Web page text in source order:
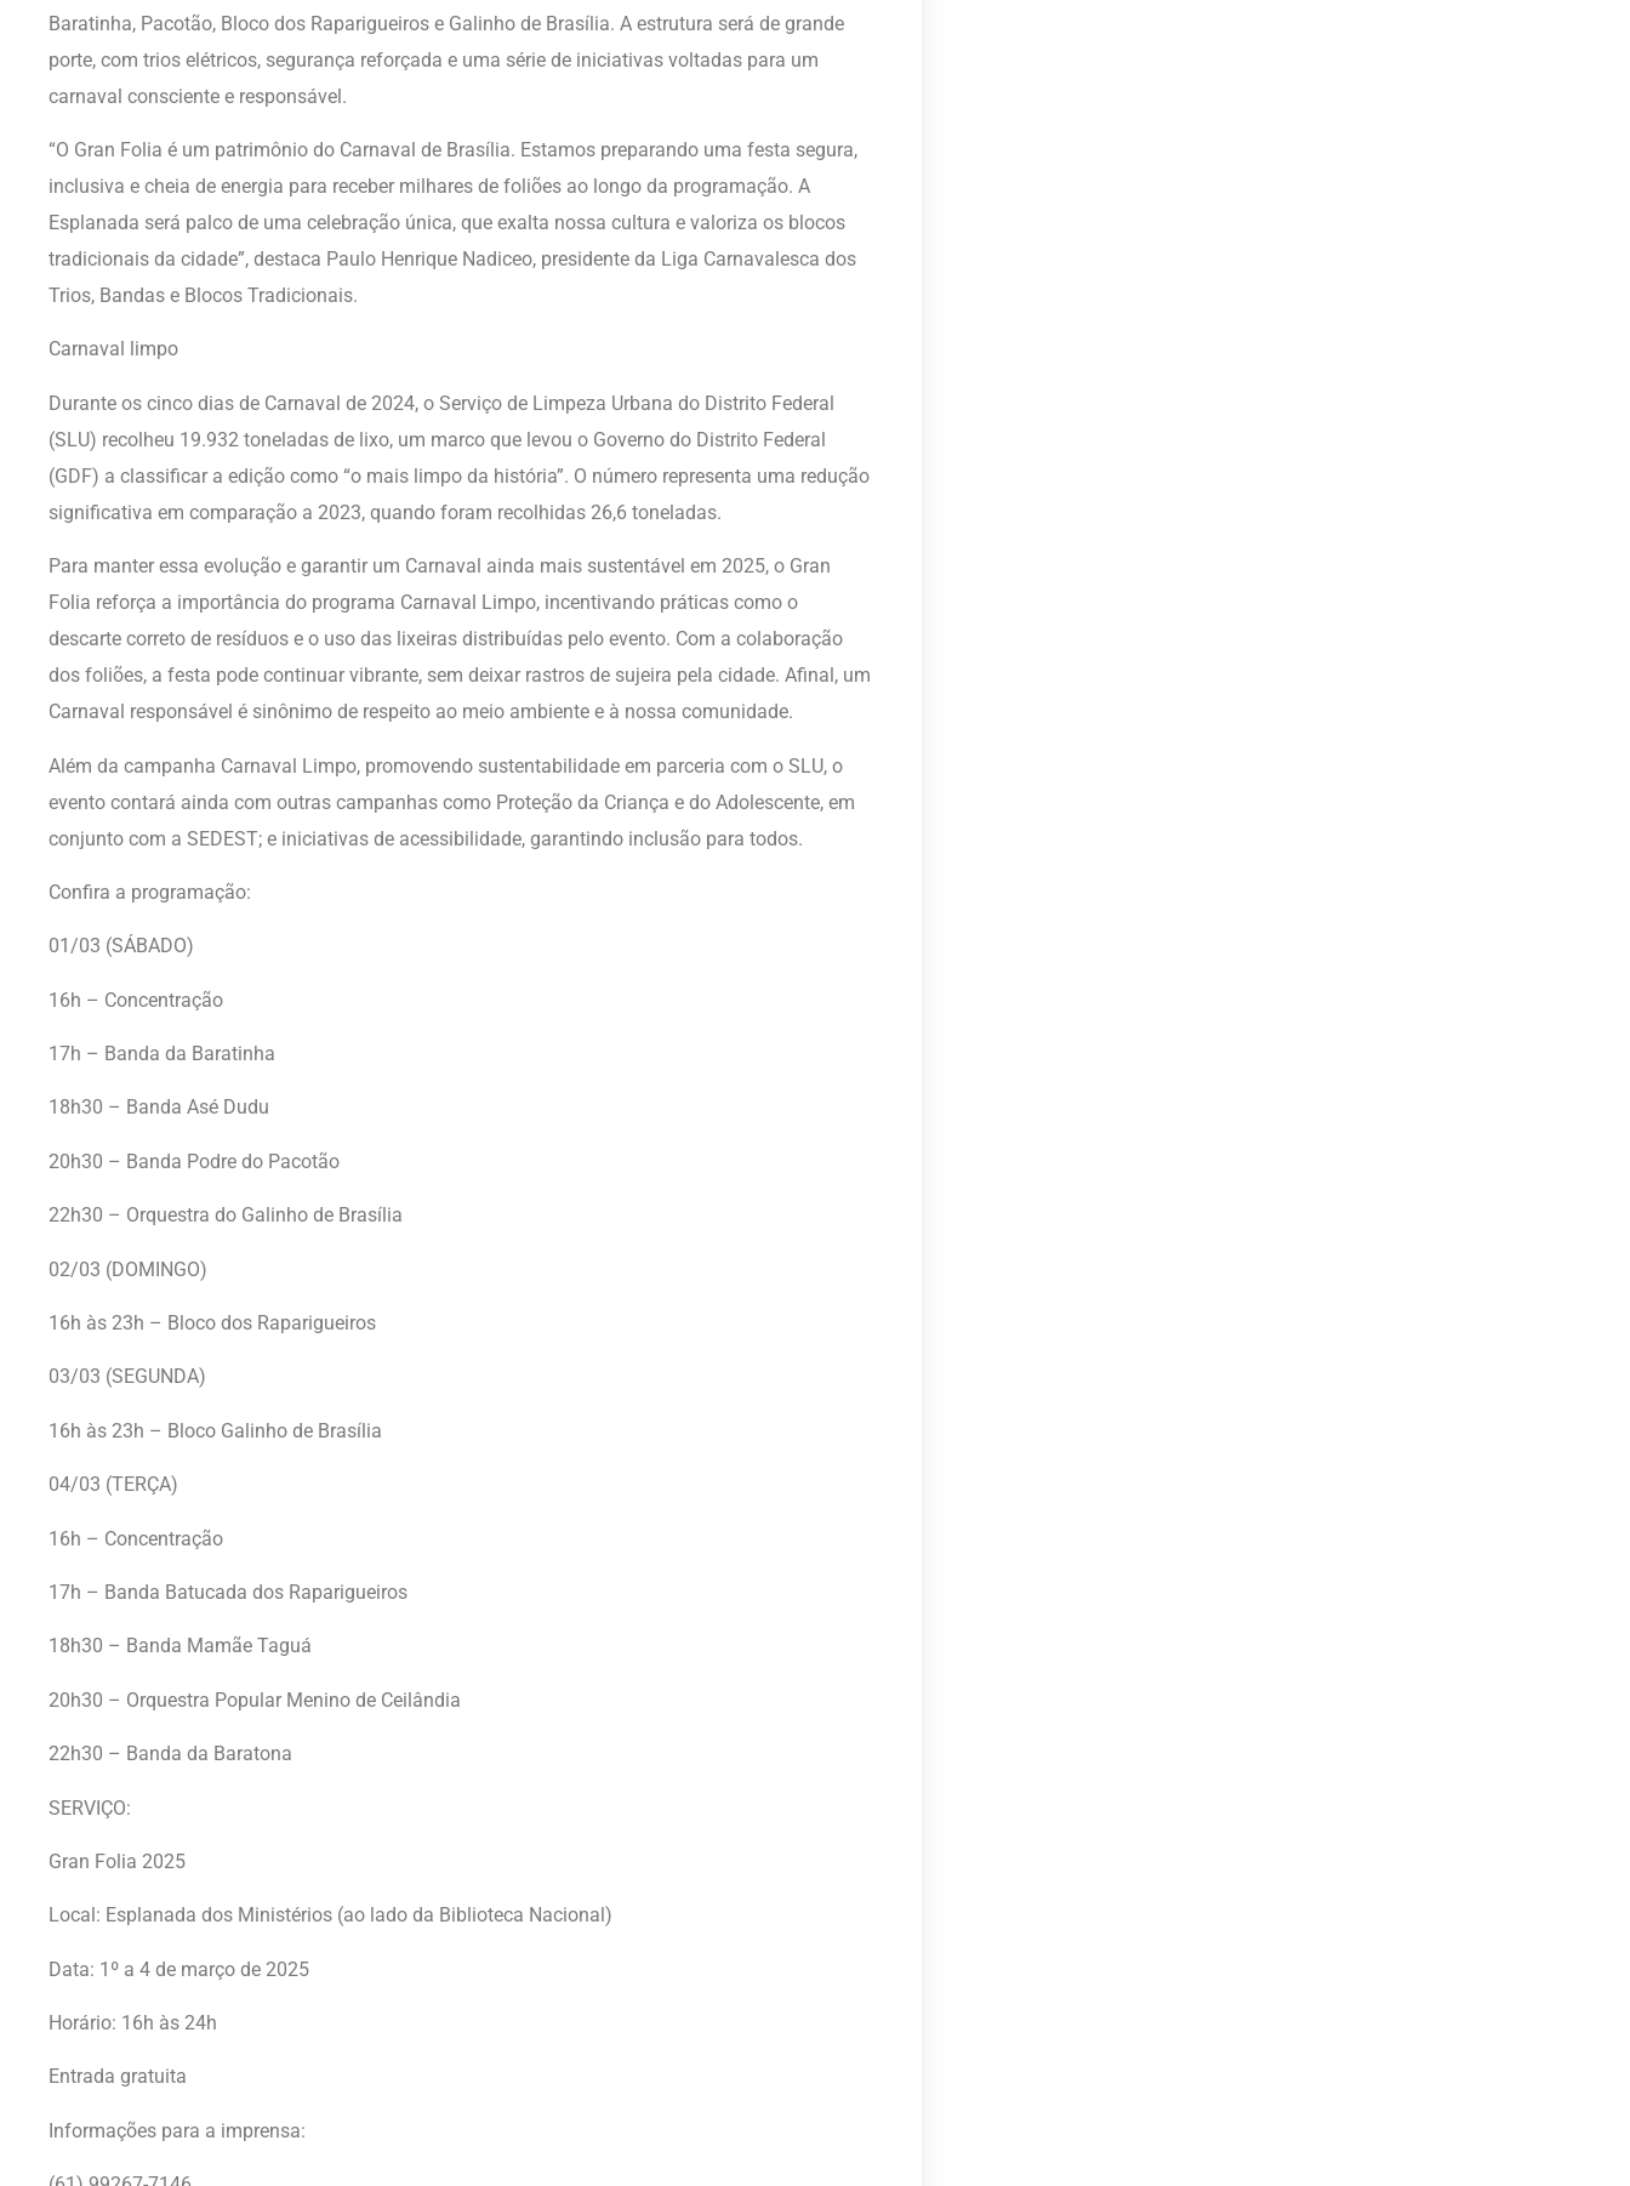
Baratinha, Pacotão, Bloco dos Raparigueiros e Galinho de Brasília. A estrutura será de grande
porte, com trios elétricos, segurança reforçada e uma série de iniciativas voltadas para um
carnaval consciente e responsável.
“O Gran Folia é um patrimônio do Carnaval de Brasília. Estamos preparando uma festa segura,
inclusiva e cheia de energia para receber milhares de foliões ao longo da programação. A
Esplanada será palco de uma celebração única, que exalta nossa cultura e valoriza os blocos
tradicionais da cidade”, destaca Paulo Henrique Nadiceo, presidente da Liga Carnavalesca dos
Trios, Bandas e Blocos Tradicionais.
Carnaval limpo
Durante os cinco dias de Carnaval de 2024, o Serviço de Limpeza Urbana do Distrito Federal
(SLU) recolheu 19.932 toneladas de lixo, um marco que levou o Governo do Distrito Federal
(GDF) a classificar a edição como “o mais limpo da história”. O número representa uma redução
significativa em comparação a 2023, quando foram recolhidas 26,6 toneladas.
Para manter essa evolução e garantir um Carnaval ainda mais sustentável em 2025, o Gran
Folia reforça a importância do programa Carnaval Limpo, incentivando práticas como o
descarte correto de resíduos e o uso das lixeiras distribuídas pelo evento. Com a colaboração
dos foliões, a festa pode continuar vibrante, sem deixar rastros de sujeira pela cidade. Afinal, um
Carnaval responsável é sinônimo de respeito ao meio ambiente e à nossa comunidade.
Além da campanha Carnaval Limpo, promovendo sustentabilidade em parceria com o SLU, o
evento contará ainda com outras campanhas como Proteção da Criança e do Adolescente, em
conjunto com a SEDEST; e iniciativas de acessibilidade, garantindo inclusão para todos.
Confira a programação:
01/03 (SÁBADO)
16h – Concentração
17h – Banda da Baratinha
18h30 – Banda Asé Dudu
20h30 – Banda Podre do Pacotão
22h30 – Orquestra do Galinho de Brasília
02/03 (DOMINGO)
16h às 23h – Bloco dos Raparigueiros
03/03 (SEGUNDA)
16h às 23h – Bloco Galinho de Brasília
04/03 (TERÇA)
16h – Concentração
17h – Banda Batucada dos Raparigueiros
18h30 – Banda Mamãe Taguá
20h30 – Orquestra Popular Menino de Ceilândia
22h30 – Banda da Baratona
SERVIÇO:
Gran Folia 2025
Local: Esplanada dos Ministérios (ao lado da Biblioteca Nacional)
Data: 1º a 4 de março de 2025
Horário: 16h às 24h
Entrada gratuita
Informações para a imprensa: